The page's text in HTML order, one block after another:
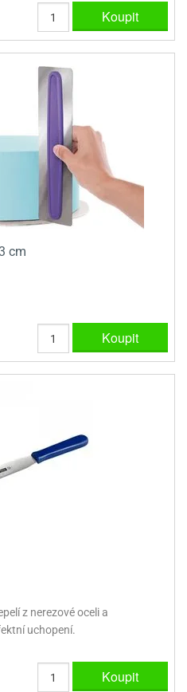
Koupit
cm
Koupit
z nerezové oceli a
uchopení.
Koupit